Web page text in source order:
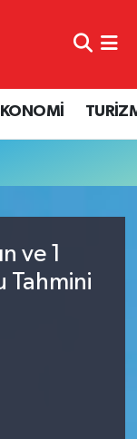
ve 1
Tahmini